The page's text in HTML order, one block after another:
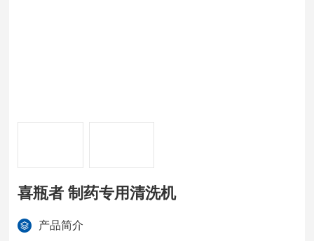
喜瓶者 制药专用清洗机
产品简介